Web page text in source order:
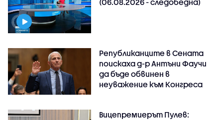
(06.08.2026 - следобедна)
Републиканците в Сената
поискаха д-р Антъни Фаучи
да бъде обвинен в
неуважение към Конгреса
Вицепремиерът Пулев: